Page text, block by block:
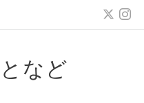
など